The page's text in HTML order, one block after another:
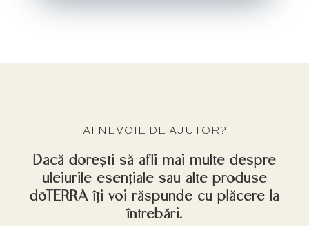
AI NEVOIE DE AJUTOR?
Dacă dorești să afli mai multe despre
uleiurile esențiale sau alte produse
dōTERRA îți voi răspunde cu plăcere la
întrebări.